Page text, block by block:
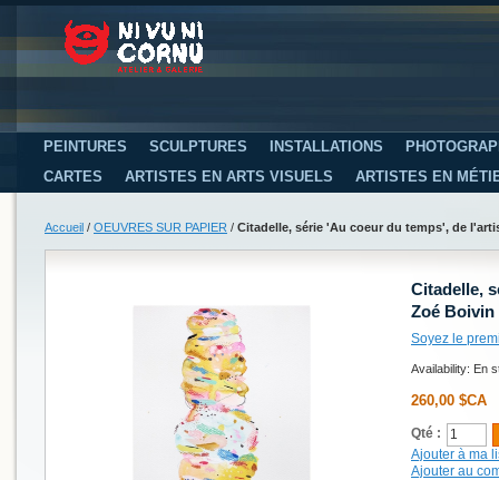
PEINTURES SCULPTURES INSTALLATIONS
CARTES
ARTISTES EN ARTS VISUELS ARTISTES EN
Accueil / OEUVRES SUR PAPIER / Citadelle, série 'Au coeur du temps', de
Citadelle,
Zoé Boivin
Soyez le
Availability: En
260,00 $CA
Qté :
Ajouter à ma
Ajouter au